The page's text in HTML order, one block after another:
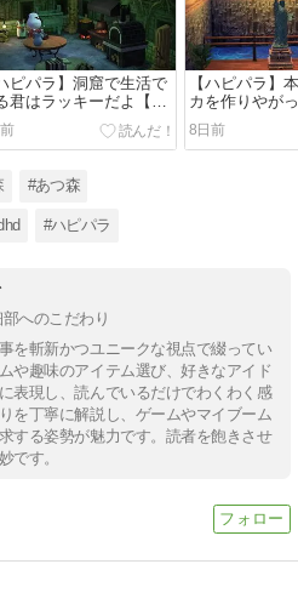
ピパラ】洞窟で生活で
君はラッキーだよ【１
/キャンベラ/ラッキ
【ハピパラ】
カを作りやが
こ/バンタム/
8日前
#あつ森
#ハピパラ
へのこだわり
を斬新かつユニークな視点で綴ってい
や趣味のアイテム選び、好きなアイド
表現し、読んでいるだけでわくわく感
を丁寧に解説し、ゲームやマイブーム
する姿勢が魅力です。読者を飽きさせ
です。